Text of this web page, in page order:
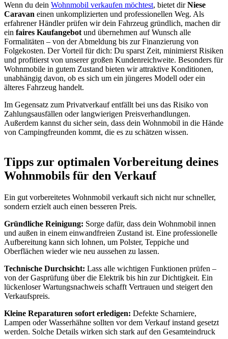
Wenn du dein Wohnmobil verkaufen möchtest, bietet dirNiese
Caravan einen unkomplizierten und professionellen Weg. Als
erfahrener Händler prüfen wir dein Fahrzeug gründlich, machen dir
ein faires Kaufangebotund übernehmen auf Wunsch alle
Formalitäten – von der Abmeldung bis zur Finanzierung von
Folgekosten. Der Vorteil für dich: Du sparst Zeit, minimierst Risiken
und profitierst von unserer großen Kundenreichweite. Besonders für
Wohnmobile in gutem Zustand bieten wir attraktive Konditionen,
unabhängig davon, ob es sich um ein jüngeres Modell oder ein
älteres Fahrzeug handelt.
Im Gegensatz zum Privatverkauf entfällt bei uns das Risiko von
Zahlungsausfällen oder langwierigen Preisverhandlungen.
Außerdem kannst du sicher sein, dass dein Wohnmobil in die Hände
von Campingfreunden kommt, die es zu schätzen wissen.
Tipps zur optimalen Vorbereitung deines
Wohnmobils für den Verkauf
Ein gut vorbereitetes Wohnmobil verkauft sich nicht nur schneller,
sondern erzielt auch einen besseren Preis.
Gründliche Reinigung: Sorge dafür, dass dein Wohnmobil innen
und außen in einem einwandfreien Zustand ist. Eine professionelle
Aufbereitung kann sich lohnen, um Polster, Teppiche und
Oberflächen wieder wie neu aussehen zu lassen.
Technische Durchsicht: Lass alle wichtigen Funktionen prüfen –
von der Gasprüfung über die Elektrik bis hin zur Dichtigkeit. Ein
lückenloser Wartungsnachweis schafft Vertrauen und steigert den
Verkaufspreis.
Kleine Reparaturen sofort erledigen: Defekte Scharniere,
Lampen oder Wasserhähne sollten vor dem Verkauf instand gesetzt
werden. Solche Details wirken sich stark auf den Gesamteindruck